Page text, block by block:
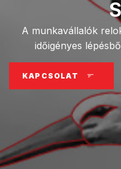
A munkavállalók
időigényes
KAPCSOLAT